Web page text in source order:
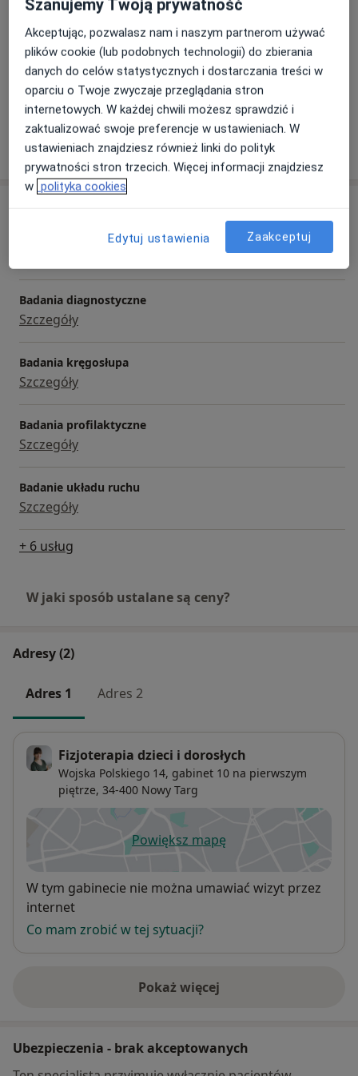
Zespoły mięśniowo-powięziowe
Bóle stawów
Pacjenci których przyjmuję
Dorośli
Dzieci
Pokaż więcejo doświadczeniu
Konsultacja fizjoterapeutyczna
Badania diagnostyczne
Szczegóły
Badania kręgosłupa
Szczegóły
Badania profilaktyczne
Szczegóły
Badanie układu ruchu
Szczegóły
+ 6 usług
W jaki sposób ustalane są ceny?
Adresy (2)
Adres 1 Adres 2
Fizjoterapia dzieci i dorosłych
Wojska Polskiego 14, gabinet 10 na pierwszym
piętrze, 34-400 Nowy Targ
Powiększ mapęotwiera się w nowej karcie
Dostępność
W tym gabinecie nie można umawiać wizyt przez
internet
Co mam zrobić w tej sytuacji?
Pokaż więcej
o adresie
Ubezpieczenia - brak akceptowanych
Szanujemy Twoją prywatność
Akceptując, pozwalasz nam i naszym partnerom używać
plików cookie (lub podobnych technologii) do zbierania
danych do celów statystycznych i dostarczania treści w
oparciu o Twoje zwyczaje przeglądania stron
internetowych. W każdej chwili możesz sprawdzić i
zaktualizować swoje preferencje w ustawieniach. W
ustawieniach znajdziesz również linki do polityk
prywatności stron trzecich. Więcej informacji znajdziesz
w polityka cookies
Edytuj ustawienia Zaakceptuj